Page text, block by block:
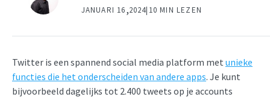
JANUARI 16,2024| 10 MIN LEZEN
Twitter is een spannend social media platform met unieke
functies die het onderscheiden van andere apps. Je kunt
bijvoorbeeld dagelijks tot 2.400 tweets op je accounts